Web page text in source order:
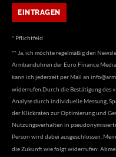
* Pflichtfeld
** Ja, ich möchte regelmäßig den
Armbanduhren der Euro Finance
kann ich jederzeit per Mail an
widerrufen.Durch die Bestätigung des
Analyse durch individuelle Messung,
der Klickraten zur Optimierung und
Nutzungsverhalten in
Person wird dabei ausgeschlossen.
die Zukunft wie folgt widerrufen: